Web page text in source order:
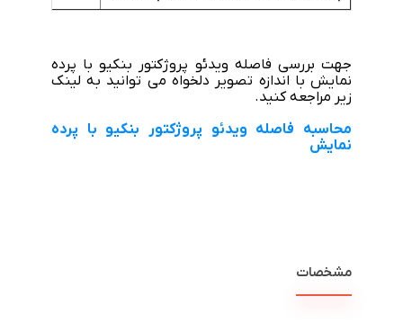
جهت بررسی فاصله ویدئو پروژکتور بنکیو با پرده
نمایش با اندازه تصویر دلخواه می توانید به لینک
زیر مراجعه کنید.
محاسبه فاصله ویدئو پروژکتور بنکیو با پرده
نمایش
مشخصات